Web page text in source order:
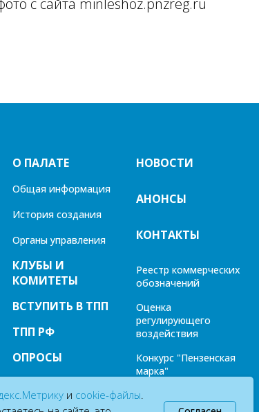
и cookie-файлы.
с сайта minleshoz.pnzreg.ru
О ПАЛАТЕ
Общая информация
История создания
Органы управления
КЛУБЫ И
КОМИТЕТЫ
ВСТУПИТЬ В ТПП
ТПП РФ
ОПРОСЫ
НОВОСТИ
АНОНСЫ
КОНТАКТЫ
Реестр коммерческих
обозначений
Оценка
регулирующего
воздействия
Конкурс "Пензенская
марка"
Газета "Диалог"